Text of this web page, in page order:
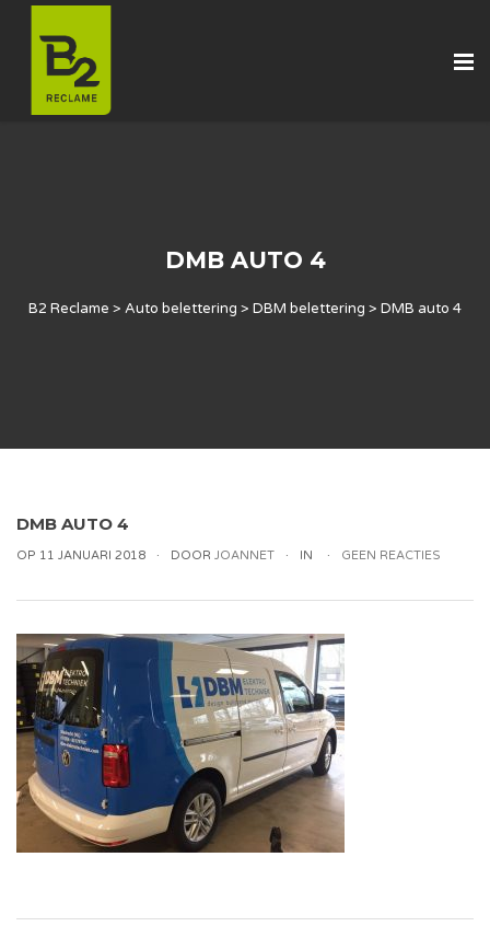
DMB AUTO 4
B2 Reclame > Auto belettering > DBM belettering > DMB auto 4
DMB AUTO 4
OP 11 JANUARI 2018 DOOR JOANNET IN GEEN REACTIES